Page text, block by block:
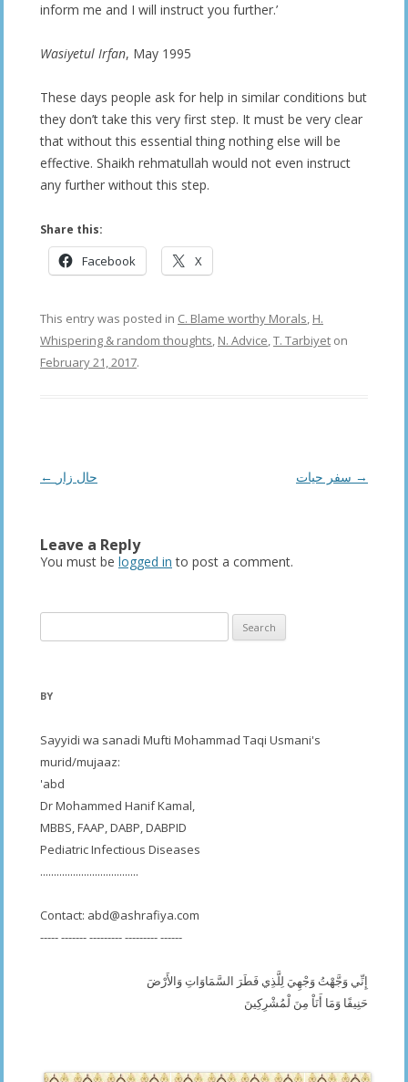
inform me and I will instruct you further.’
Wasiyetul Irfan, May 1995
These days people ask for help in similar conditions but
they don’t take this very first step. It must be very clear
that without this essential thing nothing else will be
effective. Shaikh rehmatullah would not even instruct
any further without this step.
Share this:
Facebook X
This entry was posted in C. Blame worthy Morals, H.
Whispering & random thoughts, N. Advice,T. Tarbiyet on
February 21, 2017.
Post
← حال زار →
Leave a Reply
You must be logged in to post a comment.
for:
BY
Sayyidi wa sanadi Mufti Mohammad Taqi Usmani's
murid/mujaaz:
'abd
Dr Mohammed Hanif Kamal,
MBBS, FAAP, DABP, DABPID
Pediatric Infectious Diseases
....................................
Contact: abd@ashrafiya.com
----- ------- --------- --------- ------
إِنِّي وَجَّهْتُ وَجْهِيَ لِلَّذِي فَطَرَ السَّمَاوَاتِ وَالأَرْضَ
حَنِيفًا وَمَا أَنَاْ مِنَ لْمُشْرِكِينَ